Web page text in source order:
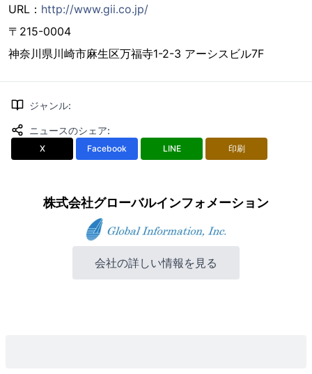
URL： http://www.gii.co.jp/
〒215-0004
神奈川県川崎市麻生区万福寺1-2-3 アーシスビル7F
ジャンル:
ニュースのシェア:
X Facebook LINE 印刷
株式会社グローバルインフォメーション
会社の詳しい情報を見る